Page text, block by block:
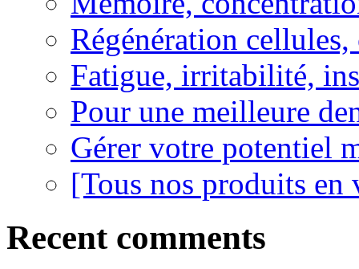
Régénération
Fatigue, irritabilité,
Pour une meilleure
Gérer votre potentiel
[Tous nos produits en
Recent comments